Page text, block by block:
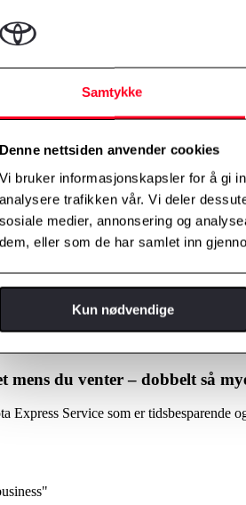
Samtykke
Denne nettsiden anvender cookies
Vi bruker informasjonskapsler for å gi
analysere trafikken vår. Vi deler
sosiale medier, annonsering og
dem, eller som de har samlet inn
Kun nødvendige
60 minutter*
mens du venter – dobbelt så
Express Service som er tidsbesparende